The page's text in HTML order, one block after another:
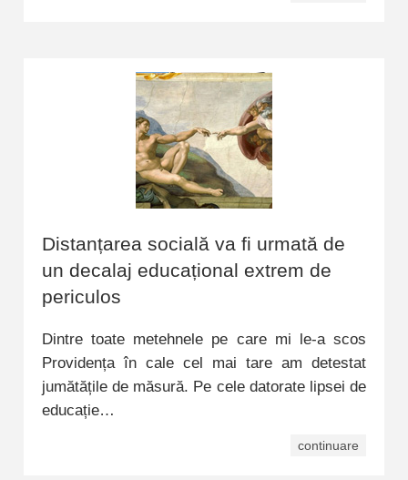
Distanțarea socială va fi urmată de
un decalaj educațional extrem de
periculos
Dintre toate metehnele pe care mi le-a scos
Providența în cale cel mai tare am detestat
jumătățile de măsură. Pe cele datorate lipsei de
educație…
continuare